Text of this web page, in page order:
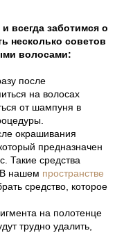
всегда заботимся о
несколько советов
волосами:
после
на волосах
от шампуня в
окрашивания
предназначен
Такие средства
В нашем пространстве
средство, которое
на полотенце
трудно удалить,